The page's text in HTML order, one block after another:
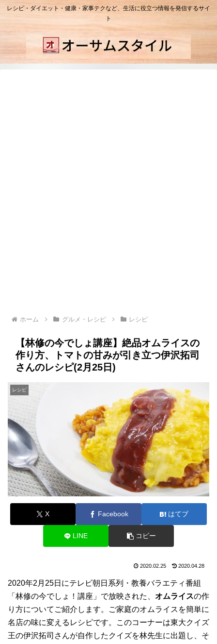
レシピ・ダイエット・健康・家事テクなど、生活に役立つ情報を発信するサイ
ト
ホーム グルメ・レシピ レシピ
【林修の今でしょ講座】絶品オムライスの
作り方、トマトの甘みが引き立つ伊沢拓司
さんのレシピ(2月25日)
レシピ
X Facebook はてブ
LINE コピー
2020.02.25 2020.04.28
2020年2月25日にテレビ朝日系列・教養バラエティ番組
「林修の今でしょ！講座」で放映された、 オムライスの作
り方についてご紹介します。ご家庭のオムライスを簡単に
名店の味に変えるレシピです。このコーナーは東大クイズ
王の伊沢拓司さんが自作したクイズを林先生に出題し、そ